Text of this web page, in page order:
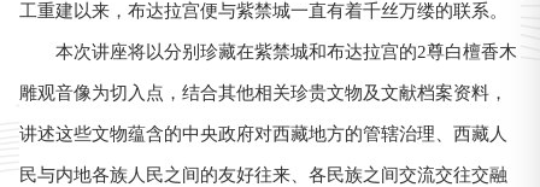
工重建以来，布达拉宫便与紫禁城一直有着千丝万缕的联系。
本次讲座将以分别珍藏在紫禁城和布达拉宫的2尊白檀香木
雕观音像为切入点，结合其他相关珍贵文物及文献档案资料，
讲述这些文物蕴含的中央政府对西藏地方的管辖治理、西藏人
民与内地各族人民之间的友好往来、各民族之间交流交往交融